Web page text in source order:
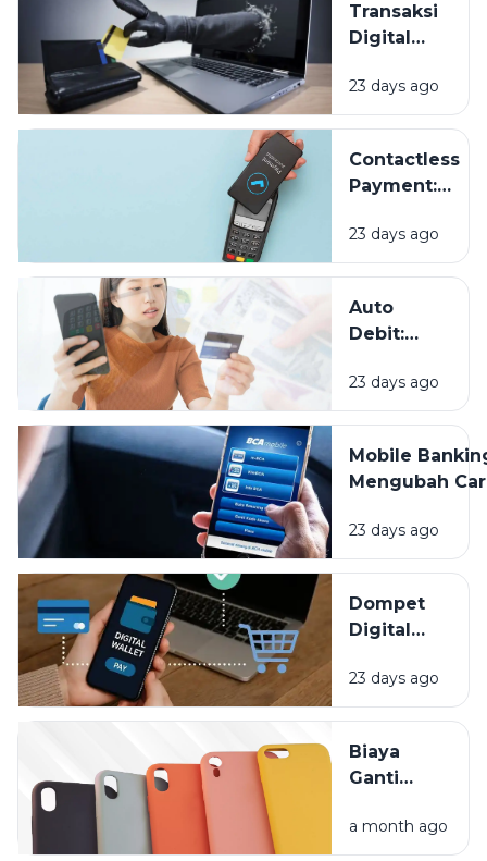
Transaksi
Digital
Mudah,
Bagaimana
Melindungi
Data
23 days ago
Contactless
Payment:
Tren atau
Masa Depan
Pembayaran?
23 days ago
Auto
Debit:
untuk
Tagihan,
Jangan
Sampai
Dipantau
23 days ago
Mobile
Mengubah
Uang, Apa Saja
23 days ago
Dompet
Digital
Hidup
Lebih
Tapi Kok
Saldo
Habis?
23 days ago
Biaya
Ganti
Mahal?
Lindungi
a month ago